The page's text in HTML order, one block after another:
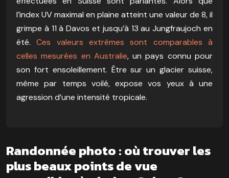
l’index UV maximal en plaine atteint une valeur de 8, il
grimpe à 11 à Davos et jusqu’à 13 au Jungfraujoch en
été.Ces valeurs extrêmes sont comparables à
celles mesurées en Australie, un pays connu pour
son fort ensoleillement. Être sur un glacier suisse,
même par temps voilé, expose vos yeux à une
agression d’une intensité tropicale.
Randonnée photo : où trouver les
plus beaux points de vue